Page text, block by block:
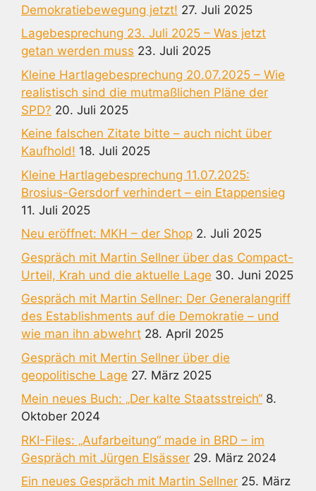
Demokratiebewegung jetzt! 27. Juli 2025
Lagebesprechung 23. Juli 2025 – Was jetzt
getan werden muss 23. Juli 2025
Kleine Hartlagebesprechung 20.07.2025 – Wie
realistisch sind die mutmaßlichen Pläne der
SPD? 20. Juli 2025
Keine falschen Zitate bitte – auch nicht über
Kaufhold! 18. Juli 2025
Kleine Hartlagebesprechung 11.07.2025:
Brosius-Gersdorf verhindert – ein Etappensieg
11. Juli 2025
Neu eröffnet: MKH – der Shop 2. Juli 2025
Gespräch mit Martin Sellner über das Compact-
Urteil, Krah und die aktuelle Lage 30. Juni 2025
Gespräch mit Martin Sellner: Der Generalangriff
des Establishments auf die Demokratie – und
wie man ihn abwehrt 28. April 2025
Gespräch mit Mertin Sellner über die
geopolitische Lage 27. März 2025
Mein neues Buch: „Der kalte Staatsstreich“ 8.
Oktober 2024
RKI-Files: „Aufarbeitung“ made in BRD – im
Gespräch mit Jürgen Elsässer 29. März 2024
Ein neues Gespräch mit Martin Sellner 25. März